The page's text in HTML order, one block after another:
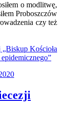
o modlitwę,
Proboszczów
czy też
„Biskup Kościoła